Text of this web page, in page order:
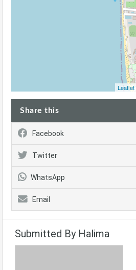
Leaflet
Share this
Facebook
Twitter
WhatsApp
Email
Submitted By Halima